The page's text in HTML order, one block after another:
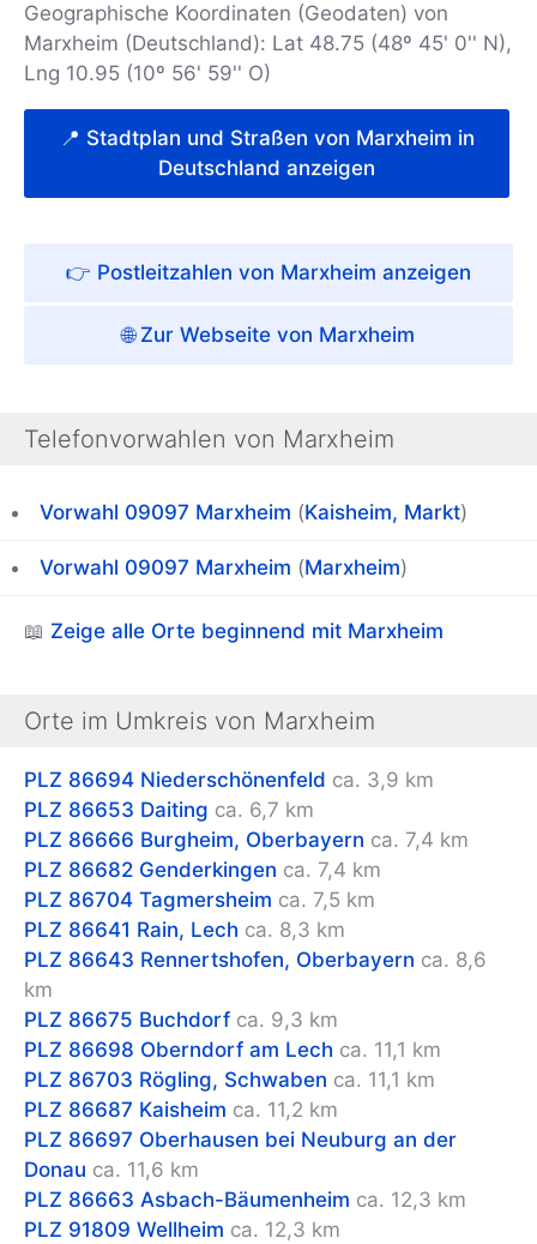
Geographische Koordinaten (Geodaten) von
Marxheim (Deutschland): Lat 48.75 (48º 45' 0'' N),
Lng 10.95 (10º 56' 59'' O)
📍 Stadtplan und Straßen von Marxheim in
Deutschland anzeigen
👉 Postleitzahlen von Marxheim anzeigen
🌐 Zur Webseite von Marxheim
Telefonvorwahlen von Marxheim
Vorwahl 09097 Marxheim (Kaisheim, Markt)
Vorwahl 09097 Marxheim (Marxheim)
📖 Zeige alle Orte beginnend mit Marxheim
Orte im Umkreis von Marxheim
PLZ 86694 Niederschönenfeld ca. 3,9 km
PLZ 86653 Daiting ca. 6,7 km
PLZ 86666 Burgheim, Oberbayern ca. 7,4 km
PLZ 86682 Genderkingen ca. 7,4 km
PLZ 86704 Tagmersheim ca. 7,5 km
PLZ 86641 Rain, Lech ca. 8,3 km
PLZ 86643 Rennertshofen, Oberbayern ca. 8,6
km
PLZ 86675 Buchdorf ca. 9,3 km
PLZ 86698 Oberndorf am Lech ca. 11,1 km
PLZ 86703 Rögling, Schwaben ca. 11,1 km
PLZ 86687 Kaisheim ca. 11,2 km
PLZ 86697 Oberhausen bei Neuburg an der
Donau ca. 11,6 km
PLZ 86663 Asbach-Bäumenheim ca. 12,3 km
PLZ 91809 Wellheim ca. 12,3 km